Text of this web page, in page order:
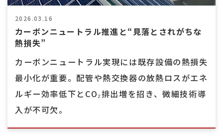
2026.03.16
カーボンニュートラル推進と“見落とされがちな
熱損失”
カーボンニュートラル実現には既存設備の熱損失
最小化が重要。配管や熱交換器の放熱ロスがエネ
ルギー効率低下とCO₂排出増を招き、微細技術導
入が不可欠。